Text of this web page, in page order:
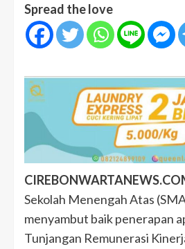
Spread the love
Sekolah Menengah Atas
menyambut baik penerapan
Tunjangan Remunerasi